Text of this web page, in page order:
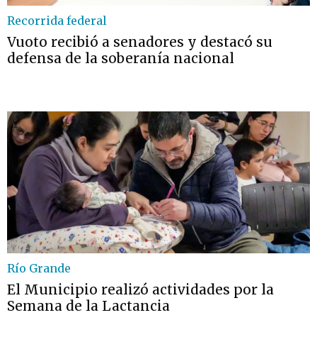
Recorrida federal
Vuoto recibió a senadores y destacó su
defensa de la soberanía nacional
Río Grande
El Municipio realizó actividades por la
Semana de la Lactancia